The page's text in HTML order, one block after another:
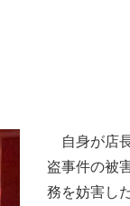
自身が店
盗事件の被
務を妨害し